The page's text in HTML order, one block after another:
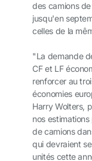
des camions
jusqu'en
celles de la
"La demande
CF et LF
renforcer au
économies
Harry Wolters,
nos
de camions
qui devraient
unités cette